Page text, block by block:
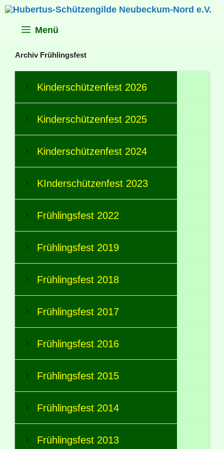
Zum
Inhalt
Menü
Archiv Frühlingsfest
Kinderschützenfest 2026
Kinderschützenfest 2025
Kinderschützenfest 2024
KInderschützenfest 2023
Frühlingsfest 2022
Frühlingsfest 2019
Frühlingsfest 2018
Frühlingsfest 2017
Frühlingsfest 2016
Frühlingsfest 2015
Frühlingsfest 2014
Frühlingsfest 2013